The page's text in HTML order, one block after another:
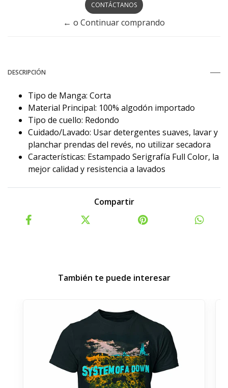
CONTÁCTANOS
← o Continuar comprando
DESCRIPCIÓN
Tipo de Manga: Corta
Material Principal: 100% algodón importado
Tipo de cuello: Redondo
Cuidado/Lavado: Usar detergentes suaves, lavar y
planchar prendas del revés, no utilizar secadora
Características: Estampado Serigrafía Full Color, la
mejor calidad y resistencia a lavados
Compartir
También te puede interesar